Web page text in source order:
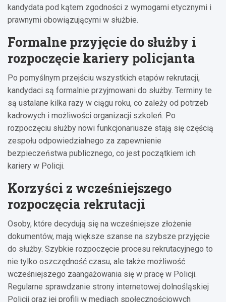
kandydata pod kątem zgodności z wymogami etycznymi i
prawnymi obowiązującymi w służbie.
Formalne przyjęcie do służby i
rozpoczęcie kariery policjanta
Po pomyślnym przejściu wszystkich etapów rekrutacji,
kandydaci są formalnie przyjmowani do służby. Terminy te
są ustalane kilka razy w ciągu roku, co zależy od potrzeb
kadrowych i możliwości organizacji szkoleń. Po
rozpoczęciu służby nowi funkcjonariusze stają się częścią
zespołu odpowiedzialnego za zapewnienie
bezpieczeństwa publicznego, co jest początkiem ich
kariery w Policji.
Korzyści z wcześniejszego
rozpoczęcia rekrutacji
Osoby, które decydują się na wcześniejsze złożenie
dokumentów, mają większe szanse na szybsze przyjęcie
do służby. Szybkie rozpoczęcie procesu rekrutacyjnego to
nie tylko oszczędność czasu, ale także możliwość
wcześniejszego zaangażowania się w pracę w Policji.
Regularne sprawdzanie strony internetowej dolnośląskiej
Policji oraz jej profili w mediach społecznościowych